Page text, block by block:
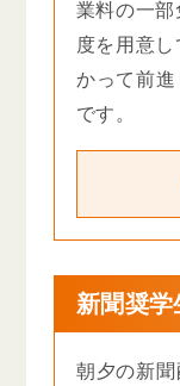
業料の一
度を用意
かって前
です。
新聞奨学
朝夕の新